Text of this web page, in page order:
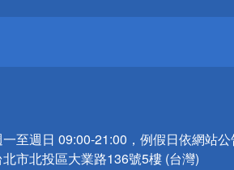
至週日 09:00-21:00，例假日依網站
北市北投區大業路136號5樓 (台灣)